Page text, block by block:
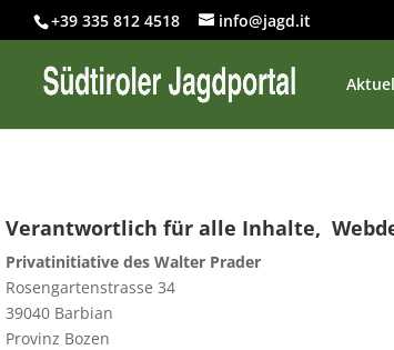
+39 335 812 4518 info@jagd.it
Verantwortlich für alle Inhalte,
Privatinitiative des Walter Prader
Rosengartenstrasse 34
39040 Barbian
Provinz Bozen